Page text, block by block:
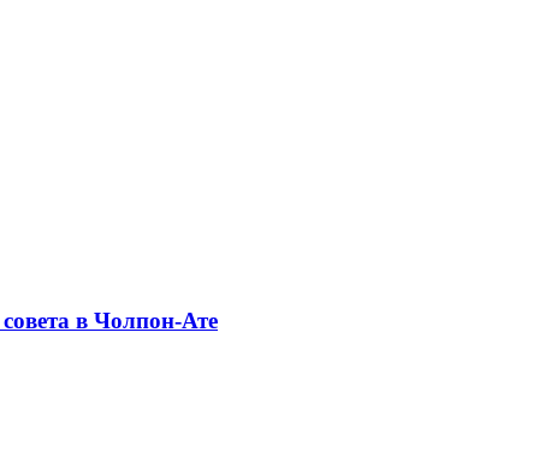
в Чолпон-Ате